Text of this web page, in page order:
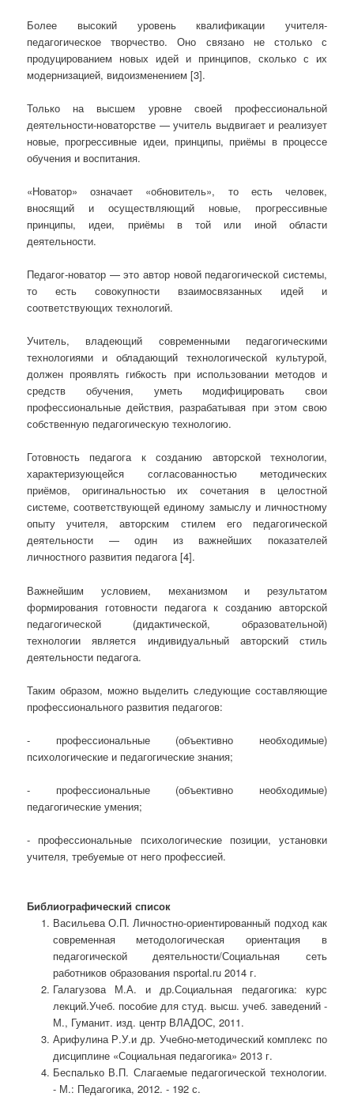
Более высокий уровень квалификации учителя-
педагогическое творчество. Оно связано не столько с
продуцированием новых идей и принципов, сколько с их
модернизацией, видоизменением [3].
Только на высшем уровне своей профессиональной
деятельности-новаторстве — учитель выдвигает и реализует
новые, прогрессивные идеи, принципы, приёмы в процессе
обучения и воспитания.
«Новатор» означает «обновитель», то есть человек,
вносящий и осуществляющий новые, прогрессивные
принципы, идеи, приёмы в той или иной области
деятельности.
Педагог-новатор — это автор новой педагогической системы,
то есть совокупности взаимосвязанных идей и
соответствующих технологий.
Учитель, владеющий современными педагогическими
технологиями и обладающий технологической культурой,
должен проявлять гибкость при использовании методов и
средств обучения, уметь модифицировать свои
профессиональные действия, разрабатывая при этом свою
собственную педагогическую технологию.
Готовность педагога к созданию авторской технологии,
характеризующейся согласованностью методических
приёмов, оригинальностью их сочетания в целостной
системе, соответствующей единому замыслу и личностному
опыту учителя, авторским стилем его педагогической
деятельности — один из важнейших показателей
личностного развития педагога [4].
Важнейшим условием, механизмом и результатом
формирования готовности педагога к созданию авторской
педагогической (дидактической, образовательной)
технологии является индивидуальный авторский стиль
деятельности педагога.
Таким образом, можно выделить следующие составляющие
профессионального развития педагогов:
- профессиональные (объективно необходимые)
психологические и педагогические знания;
- профессиональные (объективно необходимые)
педагогические умения;
- профессиональные психологические позиции, установки
учителя, требуемые от него профессией.
Библиографический список
Васильева О.П. Личностно-ориентированный подход как
современная методологическая ориентация в
педагогической деятельности/Социальная сеть
работников образования nsportal.ru 2014 г.
Галагузова М.А. и др.Социальная педагогика: курс
лекций.Учеб. пособие для студ. высш. учеб. заведений -
М., Гуманит. изд. центр ВЛАДОС, 2011.
Арифулина Р.У.и др. Учебно-методический комплекс по
дисциплине «Социальная педагогика» 2013 г.
Беспалько В.П. Слагаемые педагогической технологии.
- М.: Педагогика, 2012. - 192 с.